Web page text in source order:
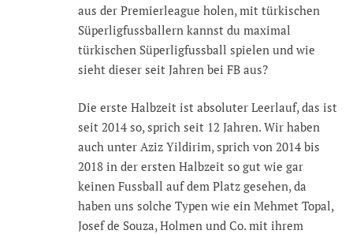
aus der Premierleague holen, mit türkischen
Süperligfussballern kannst du maximal
türkischen Süperligfussball spielen und wie
sieht dieser seit Jahren bei FB aus?
Die erste Halbzeit ist absoluter Leerlauf, das ist
seit 2014 so, sprich seit 12 Jahren. Wir haben
auch unter Aziz Yildirim, sprich von 2014 bis
2018 in der ersten Halbzeit so gut wie gar
keinen Fussball auf dem Platz gesehen, da
haben uns solche Typen wie ein Mehmet Topal,
Josef de Souza, Holmen und Co. mit ihrem